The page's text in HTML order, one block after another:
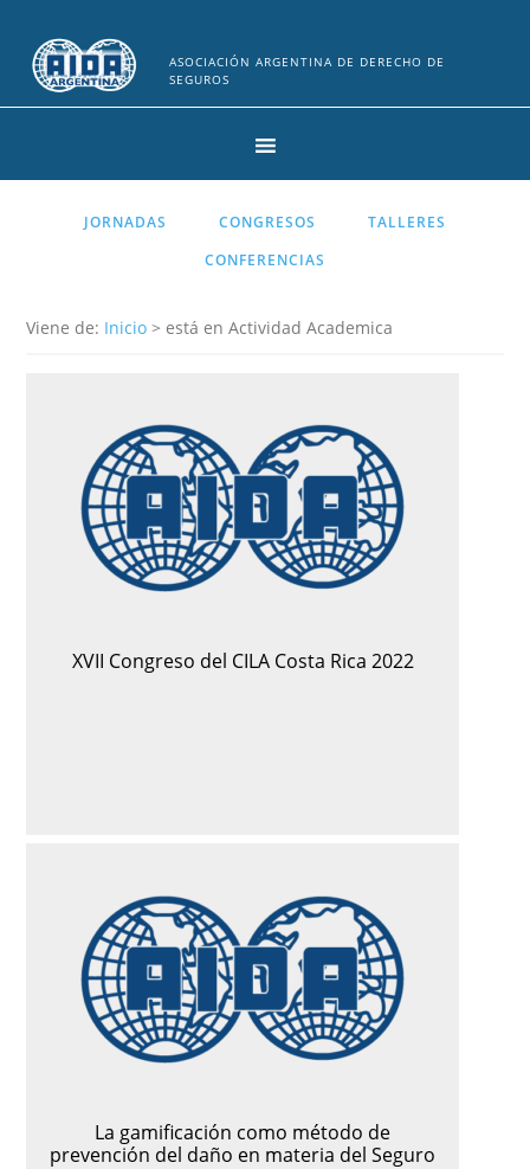
ASOCIACIÓN ARGENTINA DE DERECHO DE
SEGUROS
JORNADAS CONGRESOS
TALLERES
CONFERENCIAS
Viene de: Inicio> está en Actividad Academica
XVII Congreso del CILA Costa Rica 2022
La gamificación como método de
prevención del daño en materia del Seguro